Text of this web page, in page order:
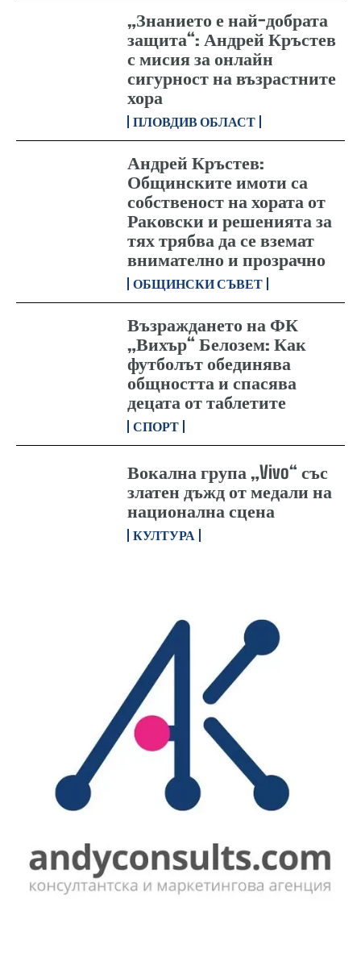
„Знанието е най-добрата
защита“: Андрей Кръстев
с мисия за онлайн
сигурност на възрастните
хора
ПЛОВДИВ ОБЛАСТ
Андрей Кръстев:
Общинските имоти са
собственост на хората от
Раковски и решенията за
тях трябва да се вземат
внимателно и прозрачно
ОБЩИНСКИ СЪВЕТ
Възраждането на ФК
„Вихър“ Белозем: Как
футболът обединява
общността и спасява
децата от таблетите
СПОРТ
Вокална група „Vivo“ със
златен дъжд от медали на
национална сцена
КУЛТУРА